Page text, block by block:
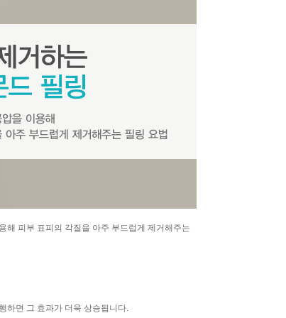
해 피부 표피의 각질을 아주 부드럽게 제거해주는
하면 그 효과가 더욱 상승됩니다.